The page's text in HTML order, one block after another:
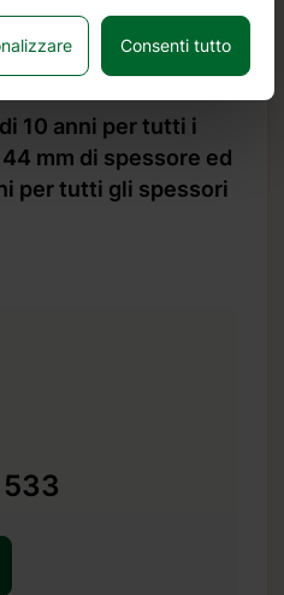
10 anni per tutti i
mm di spessore ed
per tutti gli spessori
Consenti tutto